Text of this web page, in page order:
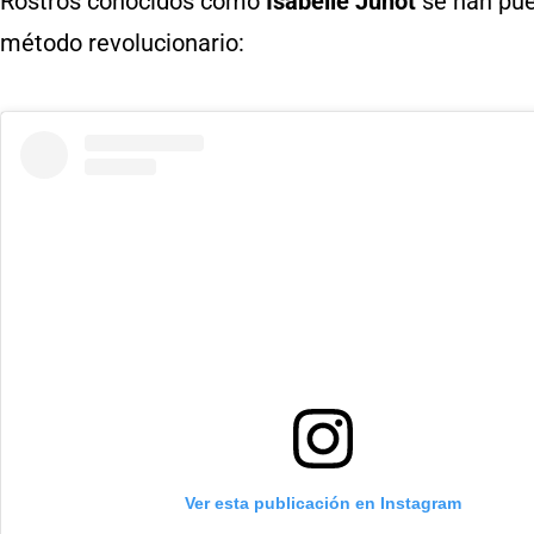
método revolucionario:
Ver esta publicación en Instagram